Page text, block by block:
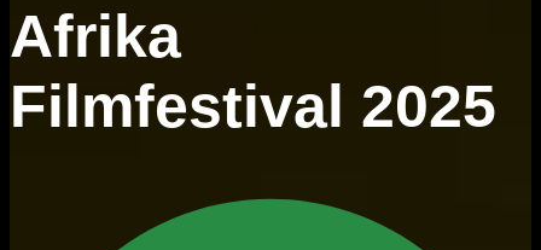
Afrika
Filmfestival 2025